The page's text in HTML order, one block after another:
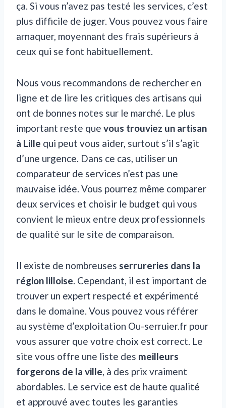
ça. Si vous n’avez pas testé les services, c’est
plus difficile de juger. Vous pouvez vous faire
arnaquer, moyennant des frais supérieurs à
ceux qui se font habituellement.
Nous vous recommandons de rechercher en
ligne et de lire les critiques des artisans qui
ont de bonnes notes sur le marché. Le plus
important reste que vous trouviez un artisan
à Lille qui peut vous aider, surtout s’il s’agit
d’une urgence. Dans ce cas, utiliser un
comparateur de services n’est pas une
mauvaise idée. Vous pourrez même comparer
deux services et choisir le budget qui vous
convient le mieux entre deux professionnels
de qualité sur le site de comparaison.
Il existe de nombreuses serrureries dans la
région lilloise. Cependant, il est important de
trouver un expert respecté et expérimenté
dans le domaine. Vous pouvez vous référer
au système d’exploitation Ou-serruier.fr pour
vous assurer que votre choix est correct. Le
site vous offre une liste des meilleurs
forgerons de la ville, à des prix vraiment
abordables. Le service est de haute qualité
et approuvé avec toutes les garanties